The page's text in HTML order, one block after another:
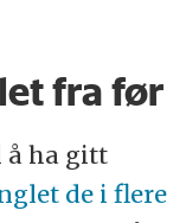
fra før
å ha gitt
de i flere